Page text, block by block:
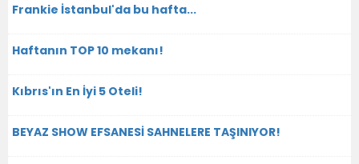
Frankie İstanbul'da bu hafta...
Haftanın TOP 10 mekanı!
Kıbrıs'ın En İyi 5 Oteli!
BEYAZ SHOW EFSANESİ SAHNELERE TAŞINIYOR!